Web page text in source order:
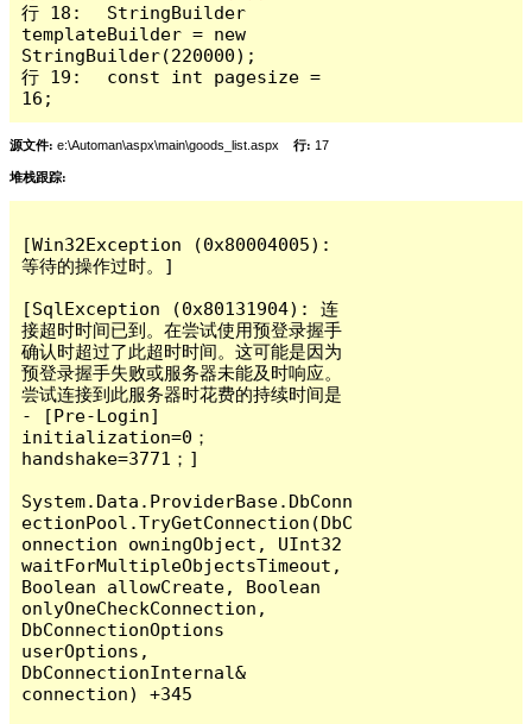
行 18: 	StringBuilder
templateBuilder = new
StringBuilder(220000);
行 19: 	const int pagesize =
16;
源文件: e:\Automan\aspx\main\goods_list.aspx 行: 17
堆栈跟踪:
[Win32Exception (0x80004005):
等待的操作过时。]
[SqlException (0x80131904): 连
接超时时间已到。在尝试使用预登录握手
确认时超过了此超时时间。这可能是因为
预登录握手失败或服务器未能及时响应。
尝试连接到此服务器时花费的持续时间是
- [Pre-Login]
initialization=0；
handshake=3771；]
System.Data.ProviderBase.DbConn
ectionPool.TryGetConnection(DbC
onnection owningObject, UInt32
waitForMultipleObjectsTimeout,
Boolean allowCreate, Boolean
onlyOneCheckConnection,
DbConnectionOptions
userOptions,
DbConnectionInternal&
connection) +345